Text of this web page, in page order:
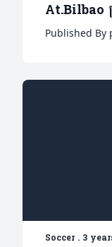
At.Bilbao
មានវីដេអូ)
Published By
Soccer. 3